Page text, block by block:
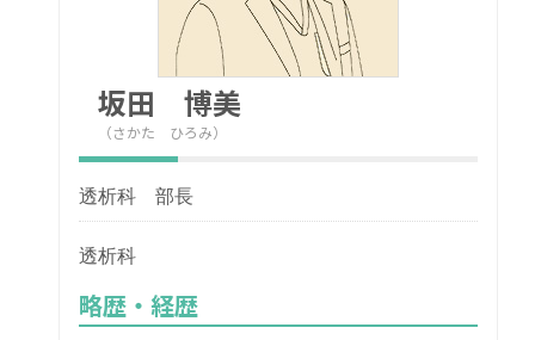
坂田 博美
（さかた ひろみ）
透析科 部長
透析科
略歴・経歴